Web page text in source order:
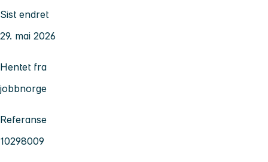
Sist endret
29. mai 2026
Hentet fra
jobbnorge
Referanse
10298009